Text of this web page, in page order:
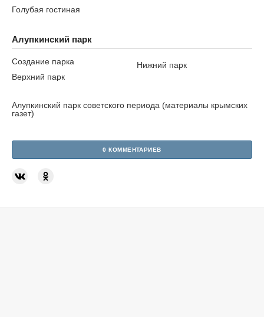
Голубая гостиная
Алупкинский парк
Создание парка
Верхний парк
Нижний парк
Алупкинский парк советского периода (материалы крымских
газет)
0 КОММЕНТАРИЕВ